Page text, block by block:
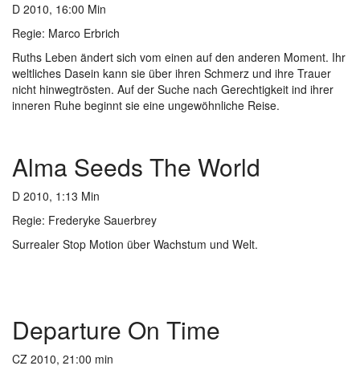
D 2010, 16:00 Min
Regie: Marco Erbrich
Ruths Leben ändert sich vom einen auf den anderen Moment. Ihr
weltliches Dasein kann sie über ihren Schmerz und ihre Trauer
nicht hinwegtrösten. Auf der Suche nach Gerechtigkeit ind ihrer
inneren Ruhe beginnt sie eine ungewöhnliche Reise.
Alma Seeds The World
D 2010, 1:13 Min
Regie: Frederyke Sauerbrey
Surrealer Stop Motion über Wachstum und Welt.
Departure On Time
CZ 2010, 21:00 min